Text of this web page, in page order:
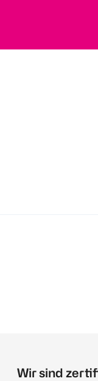
Wir sind